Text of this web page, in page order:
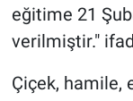
eğitime 21
verilmiştir."
Çiçek, hamile,